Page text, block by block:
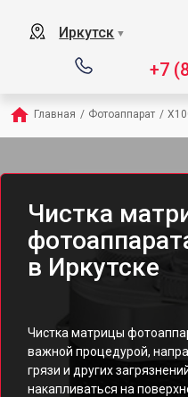
Иркутск ▼
+7
Главная / Фотоаппарат /
Чистка
в Иркутске
Чистка матрицы
важной процедурой,
грязи и других
накапливаться на